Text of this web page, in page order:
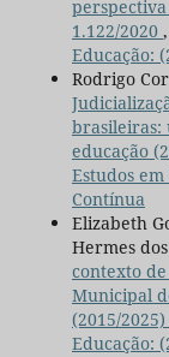
1.122/2020 ,
Educação:
Rodrigo
brasileiras:
educação
Estudos
Contínua
Elizabeth
Hermes
contexto
Municipal
(2015/2025)
Educação: